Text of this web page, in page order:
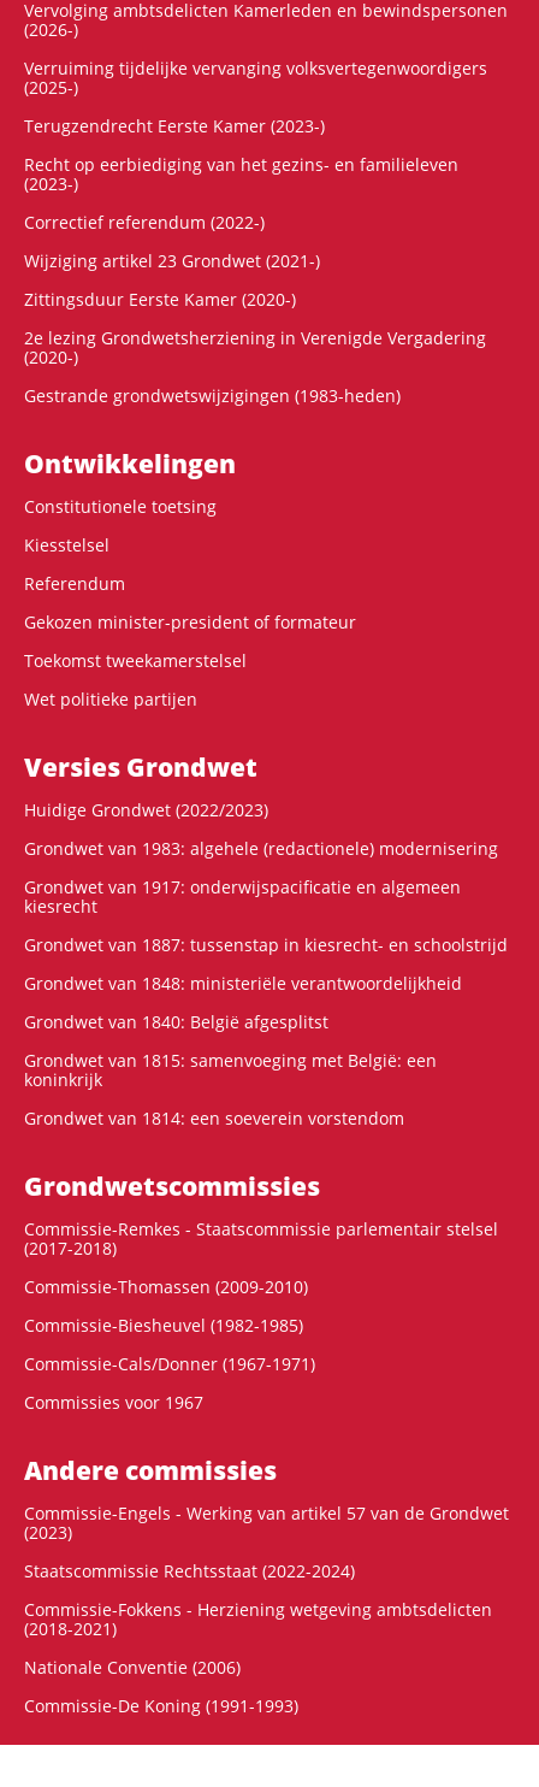
Vervolging ambtsdelicten Kamerleden en bewindspersonen
(2026-)
Verruiming tijdelijke vervanging volksvertegenwoordigers
(2025-)
Terugzendrecht Eerste Kamer (2023-)
Recht op eerbiediging van het gezins- en familieleven
(2023-)
Correctief referendum (2022-)
Wijziging artikel 23 Grondwet (2021-)
Zittingsduur Eerste Kamer (2020-)
2e lezing Grondwetsherziening in Verenigde Vergadering
(2020-)
Gestrande grondwetswijzigingen (1983-heden)
Ontwikke­lingen
Constitutionele toetsing
Kiesstelsel
Referendum
Gekozen minister-president of formateur
Toekomst tweekamerstelsel
Wet politieke partijen
Versies Grondwet
Huidige Grondwet (2022/2023)
Grondwet van 1983: algehele (redactionele) modernisering
Grondwet van 1917: onderwijspacificatie en algemeen
kiesrecht
Grondwet van 1887: tussenstap in kiesrecht- en schoolstrijd
Grondwet van 1848: ministeriële verantwoordelijkheid
Grondwet van 1840: België afgesplitst
Grondwet van 1815: samenvoeging met België: een
koninkrijk
Grondwet van 1814: een soeverein vorstendom
Grondwets­commissies
Commissie-Remkes - Staatscommissie parlementair stelsel
(2017-2018)
Commissie-Thomassen (2009-2010)
Commissie-Biesheuvel (1982-1985)
Commissie-Cals/Donner (1967-1971)
Commissies voor 1967
Andere commissies
Commissie-Engels - Werking van artikel 57 van de Grondwet
(2023)
Staatscommissie Rechtsstaat (2022-2024)
Commissie-Fokkens - Herziening wetgeving ambtsdelicten
(2018-2021)
Nationale Conventie (2006)
Commissie-De Koning (1991-1993)